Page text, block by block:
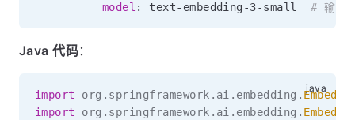
model : text- embedding-3-small # 输出
Java 代码：
import org . springframework . ai . embedding .
import
org . springframework . ai . embedding .